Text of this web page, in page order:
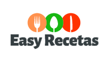
contenido